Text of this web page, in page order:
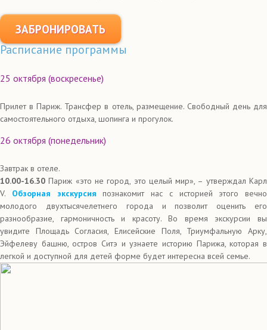
ЗАБРОНИРОВАТЬ
Расписание программы
25 октября (воскресенье)
Прилет в Париж. Трансфер в отель, размещение. Свободный день для
самостоятельного отдыха, шопинга и прогулок.
26 октября (понедельник)
Завтрак в отеле.
10.00-16.30 Париж «это не город, это целый мир», – утверждал Карл
V. Обзорная экскурсия познакомит нас с историей этого вечно
молодого двухтысячелетнего города и позволит оценить его
разнообразие, гармоничность и красоту. Во время экскурсии вы
увидите Площадь Согласия, Елисейские Поля, Триумфальную Арку,
Эйфелеву башню, остров Ситэ и узнаете историю Парижа, которая в
легкой и доступной для детей форме будет интересна всей семье.